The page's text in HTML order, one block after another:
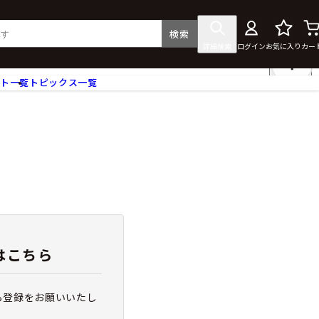
検索
ログインお気に入り カー
その他グッズ
一覧 トピックス一覧
こちら
録をお願いいたし